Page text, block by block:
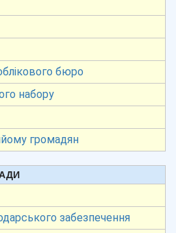
бюро
набору
громадян
забезпечення